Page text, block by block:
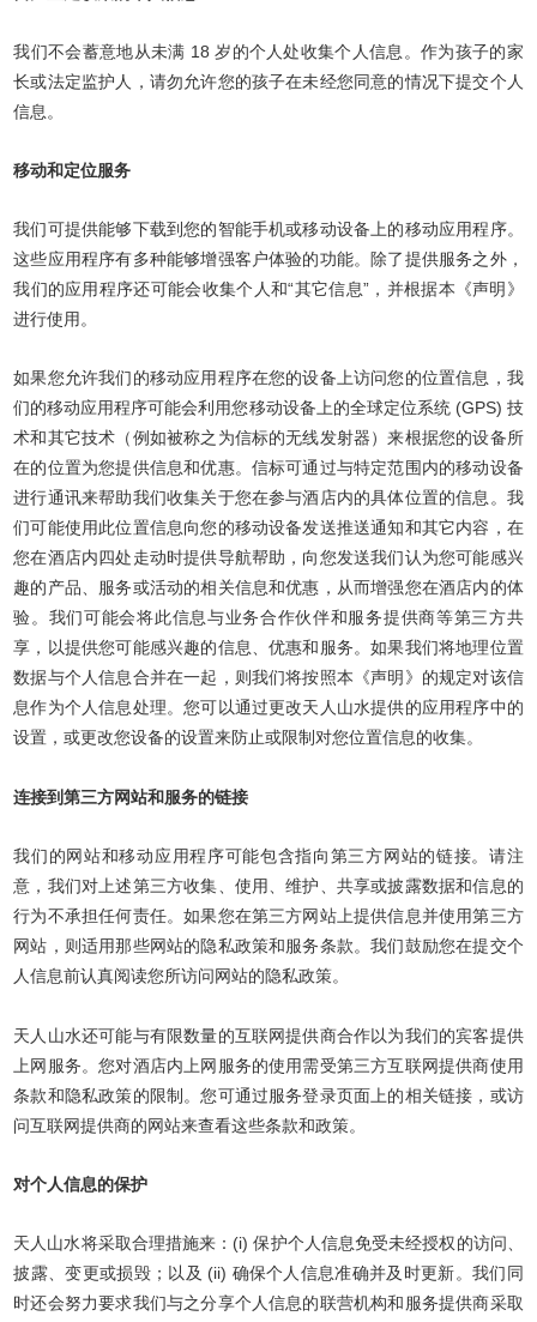
我们不会蓄意地从未满 18 岁的个人处收集个人信息。作为孩子的家
长或法定监护人，请勿允许您的孩子在未经您同意的情况下提交个人
信息。
移动和定位服务
我们可提供能够下载到您的智能手机或移动设备上的移动应用程序。
这些应用程序有多种能够增强客户体验的功能。除了提供服务之外，
我们的应用程序还可能会收集个人和“其它信息”，并根据本《声明》
进行使用。
如果您允许我们的移动应用程序在您的设备上访问您的位置信息，我
们的移动应用程序可能会利用您移动设备上的全球定位系统 (GPS) 技
术和其它技术（例如被称之为信标的无线发射器）来根据您的设备所
在的位置为您提供信息和优惠。信标可通过与特定范围内的移动设备
进行通讯来帮助我们收集关于您在参与酒店内的具体位置的信息。我
们可能使用此位置信息向您的移动设备发送推送通知和其它内容，在
您在酒店内四处走动时提供导航帮助，向您发送我们认为您可能感兴
趣的产品、服务或活动的相关信息和优惠，从而增强您在酒店内的体
验。我们可能会将此信息与业务合作伙伴和服务提供商等第三方共
享，以提供您可能感兴趣的信息、优惠和服务。如果我们将地理位置
数据与个人信息合并在一起，则我们将按照本《声明》的规定对该信
息作为个人信息处理。您可以通过更改天人山水提供的应用程序中的
设置，或更改您设备的设置来防止或限制对您位置信息的收集。
连接到第三方网站和服务的链接
我们的网站和移动应用程序可能包含指向第三方网站的链接。请注
意，我们对上述第三方收集、使用、维护、共享或披露数据和信息的
行为不承担任何责任。如果您在第三方网站上提供信息并使用第三方
网站，则适用那些网站的隐私政策和服务条款。我们鼓励您在提交个
人信息前认真阅读您所访问网站的隐私政策。
天人山水还可能与有限数量的互联网提供商合作以为我们的宾客提供
上网服务。您对酒店内上网服务的使用需受第三方互联网提供商使用
条款和隐私政策的限制。您可通过服务登录页面上的相关链接，或访
问互联网提供商的网站来查看这些条款和政策。
对个人信息的保护
天人山水将采取合理措施来：(i) 保护个人信息免受未经授权的访问、
披露、变更或损毁；以及 (ii) 确保个人信息准确并及时更新。我们同
时还会努力要求我们与之分享个人信息的联营机构和服务提供商采取